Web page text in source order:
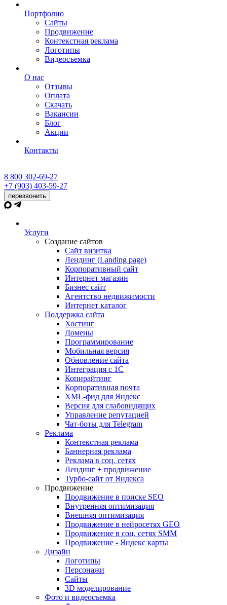
Портфолио
Сайты
Продвижение
Контекстная реклама
Логотипы
Видеосъемка
О нас
Отзывы
Оплата
Скачать
Вакансии
Блог
Акции
Контакты
8 800 302-69-27
+7 (903) 403-59-27
перезвонить
Услуги
Создание сайтов
Сайт визитка
Лендинг (Landing page)
Корпоративный сайт
Интернет магазин
Бизнес сайт
Агентство недвижимости
Интернет каталог
Поддержка сайта
Хостинг
Домены
Программирование
Мобильная версия
Обновление сайта
Интеграция с 1С
Копирайтинг
Корпоративная почта
XML-фид для Яндекс
Версия для слабовидящих
Управление репутацией
Чат-боты для Telegram
Реклама
Контекстная реклама
Баннерная реклама
Реклама в соц. сетях
Лендинг + продвижение
Турбо-сайт от Яндекса
Продвижение
Продвижение в поиске SEO
Внутренняя оптимизация
Внешняя оптимизация
Продвижение в нейросетях GEO
Продвижение в соц. сетях SMM
Продвижение - Яндекс карты
Дизайн
Логотипы
Персонажи
Сайты
3D моделирование
Фото и видеосъемка